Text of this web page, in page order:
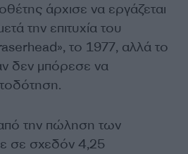
άρχισε να εργάζεται
την επιτυχία του
το 1977, αλλά το
δεν μπόρεσε να
την πώληση των
σε σχεδόν 4,25